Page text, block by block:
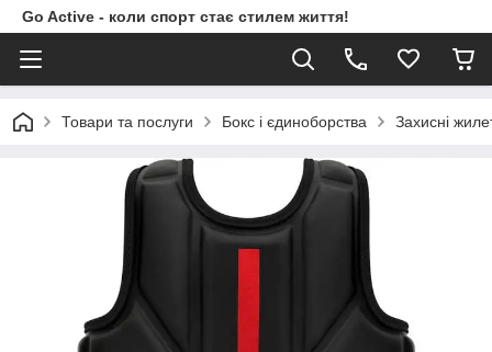
Go Active - коли спорт стає стилем життя!
Товари та послуги Бокс і єдиноборства Захисні